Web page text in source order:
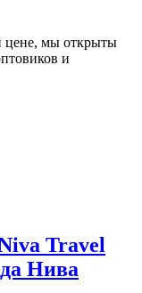
цене, мы открыты
и
Travel
Нива